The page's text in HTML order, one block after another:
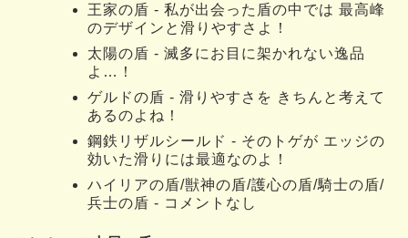
王家の盾 - 私が出会った盾の中では 最高峰
のデザインと滑りやすさよ！
太陽の盾 - 滅多にお目に架かれない逸品
よ…！
ゲルドの盾 - 滑りやすさを きちんと考えて
あるのよね！
鋼鉄リザルシールド - そのトゲが エッジの
効いた滑りには最適なのよ！
ハイリアの盾/獣神の盾/護心の盾/騎士の盾/
兵士の盾 - コメントなし